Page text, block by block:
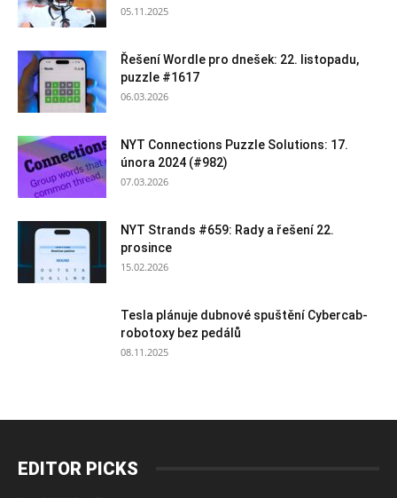
05.11.2025
Řešení Wordle pro dnešek: 22. listopadu,
puzzle #1617
06.03.2026
NYT Connections Puzzle Solutions: 17.
února 2024 (#982)
07.03.2026
NYT Strands #659: Rady a řešení 22.
prosince
15.02.2026
Tesla plánuje dubnové spuštění Cybercab-
robotoxy bez pedálů
08.11.2025
EDITOR PICKS